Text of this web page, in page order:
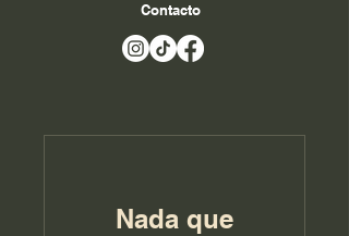
Contacto
Nada que